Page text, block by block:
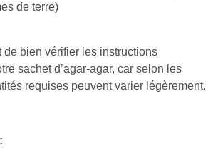
de terre)
de bien vérifier les instructions
sachet d’agar-agar, car selon les
requises peuvent varier légèrement.